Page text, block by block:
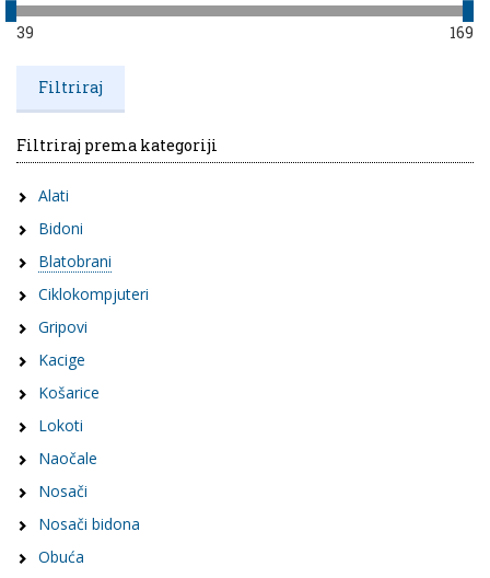
39 169
Filtriraj prema kategoriji
Alati
Bidoni
Blatobrani
Ciklokompjuteri
Gripovi
Kacige
Košarice
Lokoti
Naočale
Nosači
Nosači bidona
Obuća